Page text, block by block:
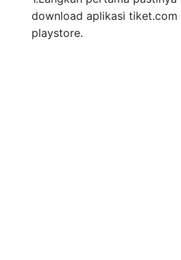
download aplikasi
playstore.